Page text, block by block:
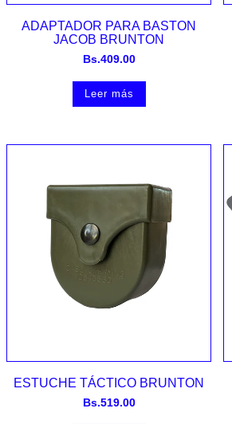
Vista rápida
ADAPTADOR PARA BASTON
JACOB BRUNTON
Bs.409.00
Leer más
Vista rápida
ESTUCHE TÁCTICO BRUNTON
Bs.519.00